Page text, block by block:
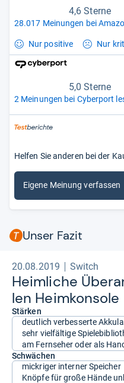
4,6 Sterne
28.017 Meinungen bei
Nur positive Nur
5,0 Sterne
2 Meinungen bei Cyberport
Helfen Sie anderen bei der
Eigene Meinung verfassen
Unser Fazit
20.08.2019 Switch
Heim­li­che
len Heim­kon­sole
Stärken
deutlich verbesserte
sehr vielfältige
am Fernseher oder als
Schwächen
mickriger interner Speicher
Knöpfe für große Hände